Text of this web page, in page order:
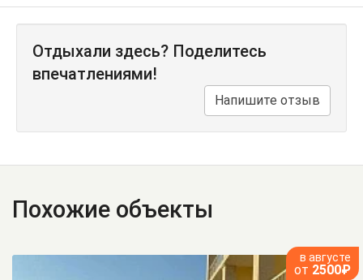
Отдыхали здесь? Поделитесь
впечатлениями!
Напишите отзыв
Похожие объекты
в августе
от 2500₽